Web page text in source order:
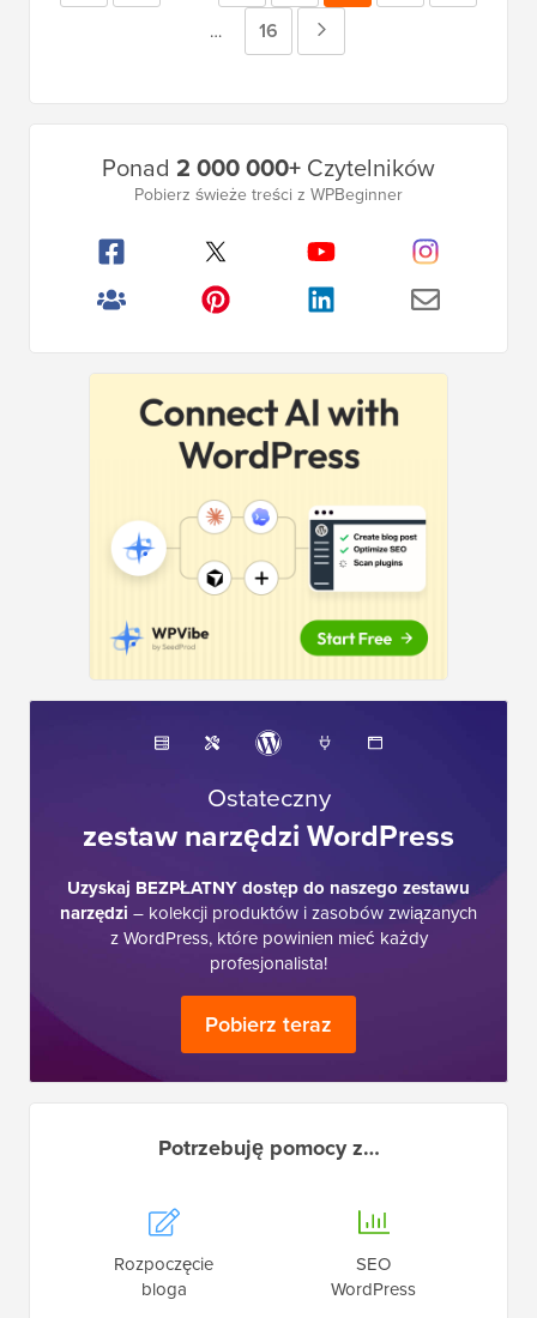
tymczasowe
pominięte
Strony
tymczasowe
… Strona
16
Ponad 2 000 000+ Czytelników
Pobierz świeże treści z WPBeginner
Ostateczny
zestaw narzędzi WordPress
Uzyskaj BEZPŁATNY dostęp do naszego zestawu
narzędzi – kolekcji produktów i zasobów związanych
z WordPress, które powinien mieć każdy
profesjonalista!
Pobierz teraz
Potrzebuję pomocy z…
Rozpoczęcie
bloga
SEO
WordPress